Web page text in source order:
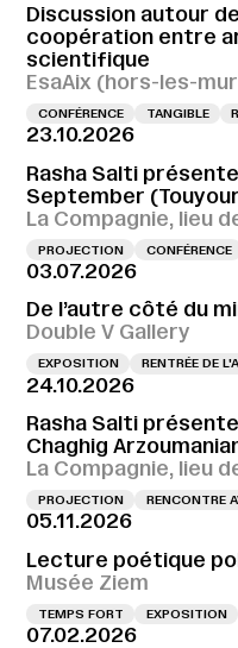
Discussion autour
coopération entre
scientifique
EsaAix (hors-les-
CONFÉRENCE TANGIBLE
23.10.2026
Rasha Salti
September
La Compagnie, lieu
PROJECTION CONFÉRENCE
03.07.2026
De l’autre côté du
Double V Gallery
EXPOSITION RENTRÉE DE
24.10.2026
Rasha Salti
Chaghig
La Compagnie, lieu
PROJECTION RENCONTRE
05.11.2026
Lecture poétique
Musée Ziem
TEMPS FORT EXPOSITION
07.02.2026